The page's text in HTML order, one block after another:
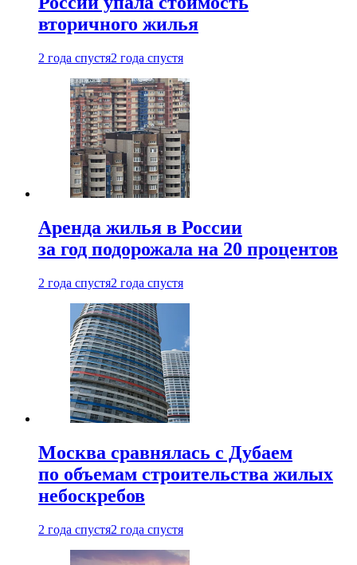
вторичного жилья
2 года спустя2 года спустя
Аренда жилья в России
за год подорожала на 20 процентов
2 года спустя2 года спустя
Москва сравнялась с Дубаем
по объемам строительства жилых
небоскребов
2 года спустя2 года спустя